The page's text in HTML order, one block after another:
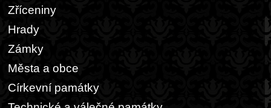
Zříceniny
Hrady
Zámky
Města a obce
Církevní památky